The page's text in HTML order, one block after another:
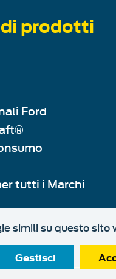
prodotti
Ford
tutti i Marchi
simili su questo
Gestisci